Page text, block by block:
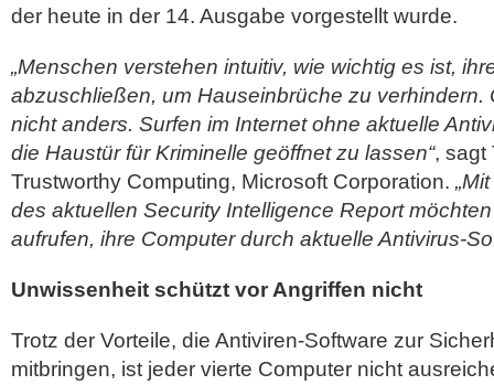
der heute in der 14. Ausgabe vorgestellt wurde.
„Menschen verstehen intuitiv, wie wichtig es ist,
abzuschließen, um Hauseinbrüche zu verhindern.
nicht anders. Surfen im Internet ohne aktuelle
die Haustür für Kriminelle geöffnet zu lassen“, sagt
Trustworthy Computing, Microsoft Corporation.
des aktuellen Security Intelligence Report
aufrufen, ihre Computer durch aktuelle Antivirus-
Unwissenheit schützt vor Angriffen nicht
Trotz der Vorteile, die Antiviren-Software zur
mitbringen, ist jeder vierte Computer nicht